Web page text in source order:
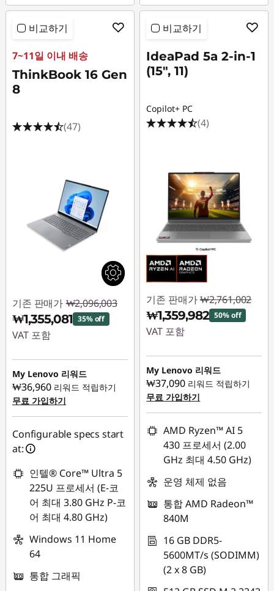
비교하기
7~11일 이내 배송
ThinkBook 16 Gen
8
(47)
기존 판매가 ₩2,096,003
₩1,355,081 35% off
VAT 포함
즉시 할인: :-
₩740,922
My Lenovo 리워드
₩36,960 리워드 적립하기
무료 가입하기
Configurable specs start
at:
인텔® Core™ Ultra 5
225U 프로세서 (E-코
어 최대 3.80 GHz P-코
어 최대 4.80 GHz)
Windows 11 Home
64
통합 그래픽
비교하기
IdeaPad 5a 2-in-1
(15", 11)
Copilot+ PC
(4)
기존 판매가 ₩2,761,002
₩1,359,982 50% off
VAT 포함
즉시 할인: :-
₩1,401,020
My Lenovo 리워드
₩37,090 리워드 적립하기
무료 가입하기
AMD Ryzen™ AI 5
430 프로세서 (2.00
GHz 최대 4.50 GHz)
운영 체제 없음
통합 AMD Radeon™
840M
16 GB DDR5-
5600MT/s (SODIMM)
(2 x 8 GB)